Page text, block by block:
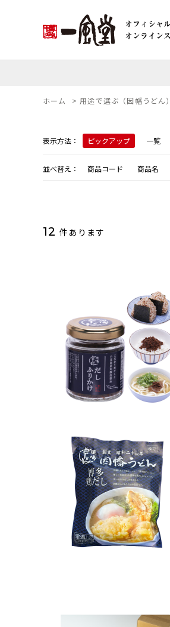
ホーム > 用途で選ぶ（因幡うどん）
表示方法： ピックアップ 一覧
並べ替え： 商品コード 商品名
12 件あります